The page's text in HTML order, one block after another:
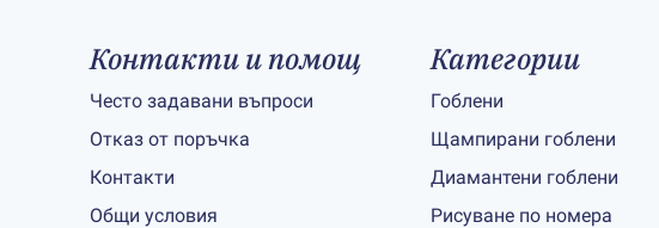
Контакти и помощ
Често задавани въпроси
Отказ от поръчка
Контакти
Общи условия
Категории
Гоблени
Щампирани гоблени
Диамантени гоблени
Рисуване по номера